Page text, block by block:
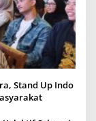
Stand Up Indo